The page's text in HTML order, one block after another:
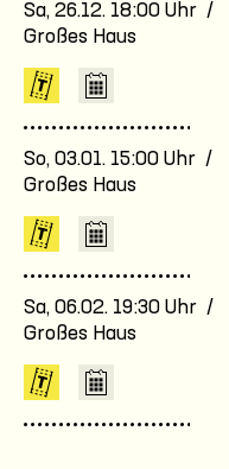
Sa, 26.12. 18:00 Uhr /
Großes Haus
So, 03.01. 15:00 Uhr /
Großes Haus
Sa, 06.02. 19:30 Uhr /
Großes Haus